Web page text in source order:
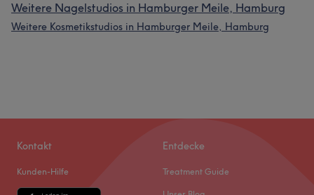
Weitere Nagelstudios in Hamburger Meile, Hamburg
Weitere Kosmetikstudios in Hamburger Meile, Hamburg
Kontakt
Kunden-Hilfe
Entdecke
Treatment Guide